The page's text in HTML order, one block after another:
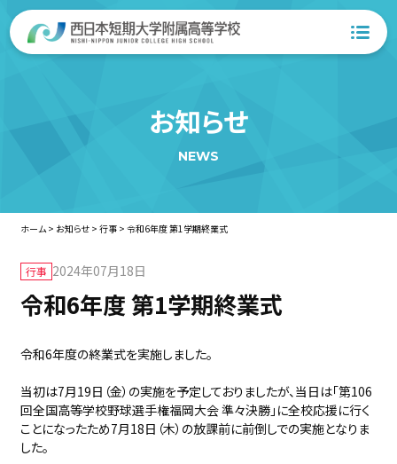
お知らせ
NEWS
ホーム> お知らせ> 行事> 令和6年度 第1学期終業式
行事 2024年07月18日
令和6年度 第1学期終業式
令和6年度の終業式を実施しました。
当初は7月19日（金）の実施を予定しておりましたが、当日は「第106
回全国高等学校野球選手権福岡大会 準々決勝」に全校応援に行く
ことになったため7月18日（木）の放課前に前倒しでの実施となりま
した。